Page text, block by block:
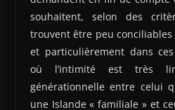
souhaitent, selon des
trouvent être peu
et particulièrement dans
où l’intimité est très
générationnelle entre celui
une Islande « familiale » et